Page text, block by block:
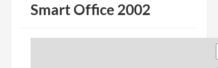
Smart Office 2002